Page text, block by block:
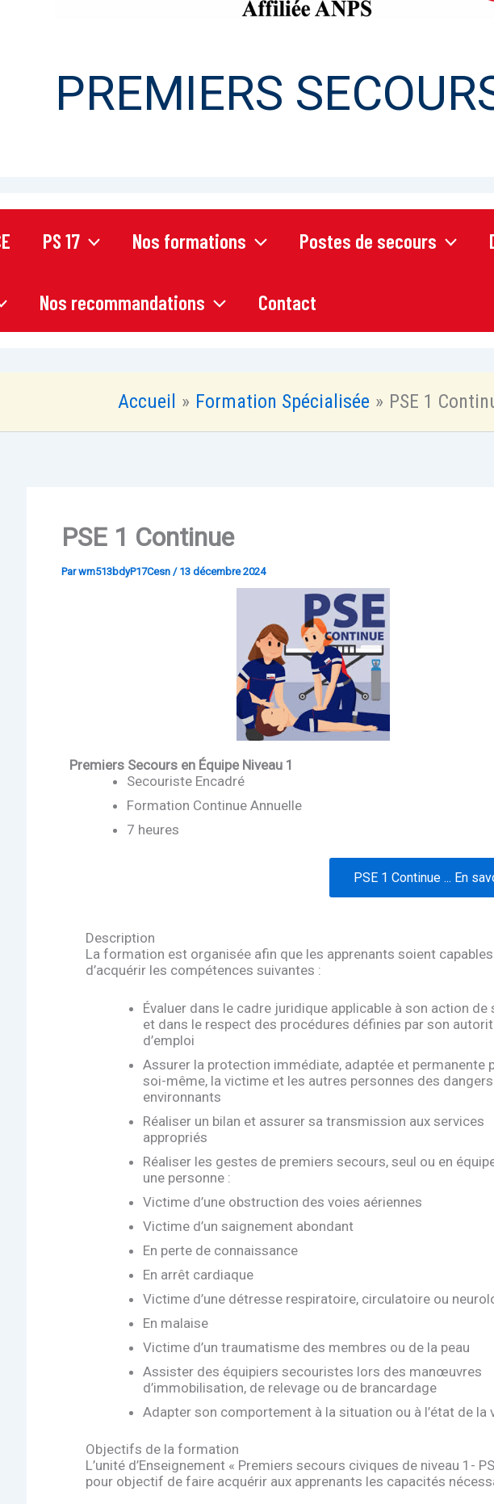
PREMIERS
PS 17 Nos formations Postes de secours
Nos recommandations Contact
Accueil Formation Spécialisée PSE 1
PSE 1 Continue
Parwm513bdyP17Cesn / 13 décembre 2024
Premiers Secours en Équipe Niveau 1
Secouriste Encadré
Formation Continue Annuelle
7 heures
PSE 1 Continue ... En
Description
La formation est organisée afin que les apprenants soient capables
d’acquérir les compétences suivantes :
Évaluer dans le cadre juridique applicable à son action de
et dans le respect des procédures définies par son
d’emploi
Assurer la protection immédiate, adaptée et permanente
soi-même, la victime et les autres personnes des dangers
environnants
Réaliser un bilan et assurer sa transmission aux services
appropriés
Réaliser les gestes de premiers secours, seul ou en
une personne :
Victime d’une obstruction des voies aériennes
Victime d’un saignement abondant
En perte de connaissance
En arrêt cardiaque
Victime d’une détresse respiratoire, circulatoire ou
En malaise
Victime d’un traumatisme des membres ou de la peau
Assister des équipiers secouristes lors des manœuvres
d’immobilisation, de relevage ou de brancardage
Adapter son comportement à la situation ou à l’état de la
Objectifs de la formation
L’unité d’Enseignement « Premiers secours civiques de niveau 1-
pour objectif de faire acquérir aux apprenants les capacités